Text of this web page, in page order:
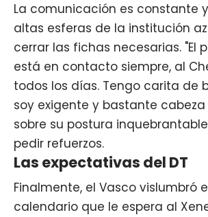
La comunicación es constante
altas esferas de la institución
cerrar las fichas necesarias. "El
está en contacto siempre, al
todos los días. Tengo carita de
soy exigente y bastante
sobre su postura
pedir refuerzos.
Las expectativas del DT
Finalmente, el Vasco vislumbró
calendario que le espera al